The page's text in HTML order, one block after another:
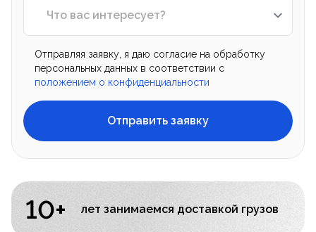
Отправляя заявку, я даю согласие на обработку
персональных данных в соответствии с
положением о конфиденциальности
Отправить заявку
10+ лет занимаемся доставкой грузов